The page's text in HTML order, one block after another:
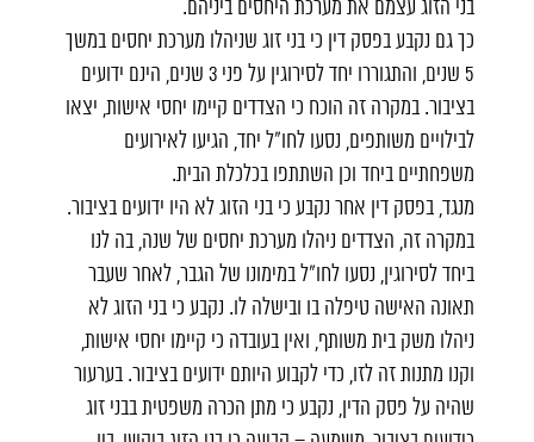
בני הזוג עצמם את מערכת היחסים ביניהם.
כך גם נקבע בפסק דין כי בני זוג שניהלו מערכת יחסים במשך
5 שנים, והתגוררו יחד לסירוגין על פני 3 שנים, הינם ידועים
בציבור. במקרה זה הוכח כי הצדדים קיימו יחסי אישות, יצאו
לבילויים משותפים, נסעו לחו"ל יחד, הגיעו לאירועים
משפחתיים ביחד וכן השתתפו בכלכלת הבית.
מנגד, בפסק דין אחר נקבע כי בני הזוג לא היו ידועים בציבור.
במקרה זה, הצדדים ניהלו מערכת יחסים של שנה, בה לנו
ביחד לסירוגין, נסעו לחו"ל במימונו של הגבר, לאחר שעבר
תאונה האישה טיפלה בו ובישלה לו. נקבע כי בני הזוג לא
ניהלו משק בית משותף, ואין בעובדה כי קיימו יחסי אישות,
וקנו מתנות זה לזו, כדי לקבוע היותם ידועים בציבור. בערעור
שהיה על פסק הדין, נקבע כי מתן הכרה משפטית בבני זוג